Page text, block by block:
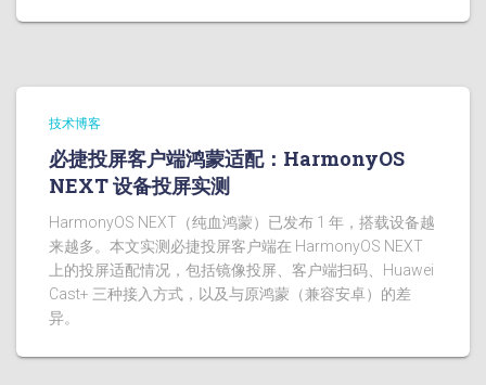
技术博客
必捷投屏客户端鸿蒙适配：HarmonyOS
NEXT 设备投屏实测
HarmonyOS NEXT（纯血鸿蒙）已发布 1 年，搭载设备越
来越多。本文实测必捷投屏客户端在 HarmonyOS NEXT
上的投屏适配情况，包括镜像投屏、客户端扫码、Huawei
Cast+ 三种接入方式，以及与原鸿蒙（兼容安卓）的差
异。